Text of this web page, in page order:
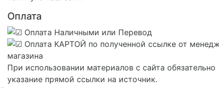
Оплата
При использовании материалов с сайта обязательно
указание прямой ссылки на источник.